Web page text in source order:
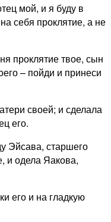
мой, и я буду в
себя проклятие, а не
проклятие твое, сын
– пойди и принеси
своей; и сделала
его.
Эйсава, старшего
и одела Яакова,
его и на гладкую